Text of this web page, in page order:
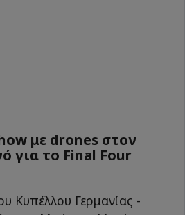
με drones στον
για το Final Four